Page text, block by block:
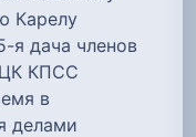
Карелу
я дача членов
ЦК КПСС
в
делами